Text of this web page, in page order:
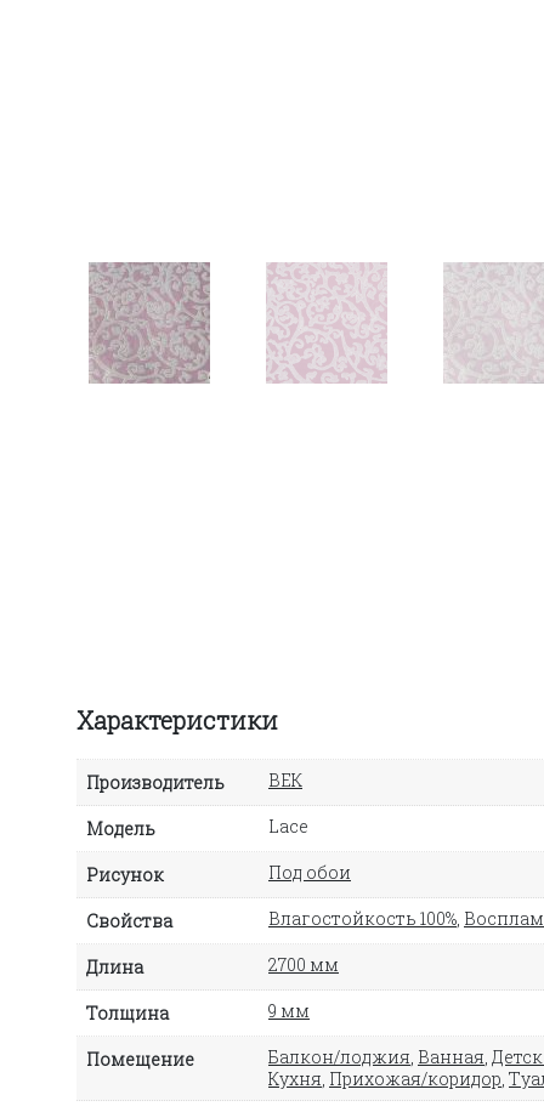
Характеристики
Производитель ВЕК
Модель Lace
Рисунок Под обои
Свойства Влагостойкость 100%,
Длина 2700 мм
Толщина 9 мм
Помещение Балкон/лоджия, Ванная,
Кухня, Прихожая/коридор,